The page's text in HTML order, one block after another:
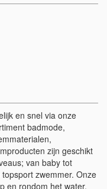
en snel via onze
badmode,
zijn geschikt
van baby tot
zwemmer. Onze
en rondom het water,